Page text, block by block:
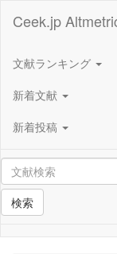
Ceek.jp
文献ランキング
新着文献
新着投稿
検索